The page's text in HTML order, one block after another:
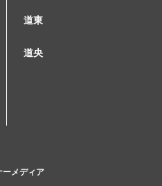
道東
道央
ーメディア